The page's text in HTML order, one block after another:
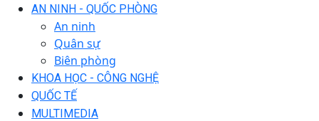
AN NINH - QUỐC PHÒNG
An ninh
Quân sự
Biên phòng
KHOA HỌC - CÔNG NGHỆ
QUỐC TẾ
MULTIMEDIA